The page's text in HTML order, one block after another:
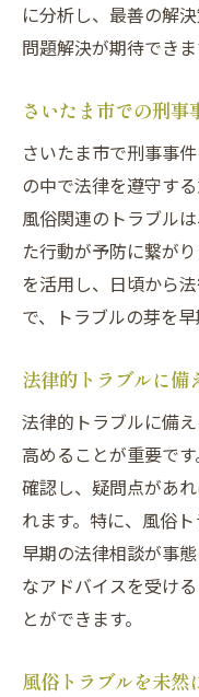
に分析し、最善の解
問題解決が期待できま
さいたま市での刑事
さいたま市で刑事事
の中で法律を遵守す
風俗関連のトラブル
た行動が予防に繋が
を活用し、日頃から
で、トラブルの芽を
法律的トラブルに備
法律的トラブルに備
高めることが重要で
確認し、疑問点があ
れます。特に、風俗
早期の法律相談が事
なアドバイスを受け
とができます。
風俗トラブルを未然